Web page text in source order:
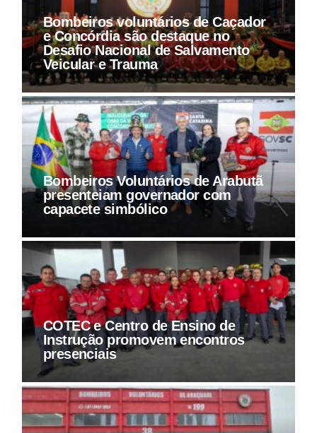
Bombeiros voluntários de Caçador
e Concórdia são destaque no
Desafio Nacional de Salvamento
Veicular e Trauma
Bombeiros Voluntários de Arabutã
presenteiam governador com
capacete simbólico
COTEC e Centro de Ensino de
Instrução promovem encontros
presenciais